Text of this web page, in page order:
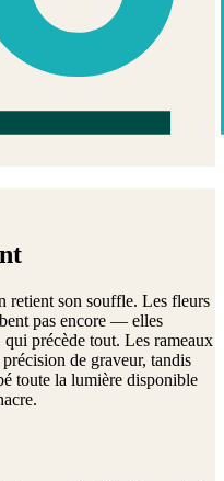
retient son souffle. Les fleurs
pas encore — elles
précède tout. Les rameaux
de graveur, tandis
toute la lumière disponible